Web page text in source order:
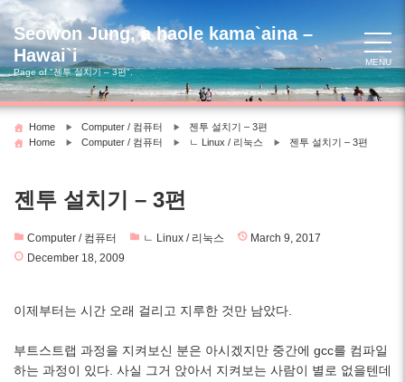
Skip
to
content
Seowon Jung, a haole kama`aina –
Hawai`i
Page of "젠투 설치기 – 3편".
MENU
Home Computer / 컴퓨터
젠투 설치기 – 3편
Home
Computer / 컴퓨터 ㄴ Linux / 리눅스 젠투 설치기 – 3편
젠투 설치기 – 3편
Computer / 컴퓨터 ㄴ Linux / 리눅스
March 9, 2017
December 18, 2009
이제부터는 시간 오래 걸리고 지루한 것만 남았다.
부트스트랩 과정을 지켜보신 분은 아시겠지만 중간에 gcc를 컴파일
하는 과정이 있다. 사실 그거 앉아서 지켜보는 사람이 별로 없을텐데